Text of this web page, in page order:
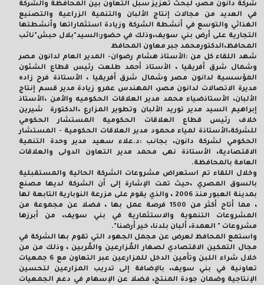
شركة دانون مصر، لبحث تعزيز سبل التعاون بين المحافظة والشركة
في العديد من مجالات إنتاج الألبان والتنمية الزراعية والتصنيع
الغذائي والتوسع في أنشطة الشركة وزيادة استثماراتها وأنشطتها
التجارية على أرض بني سويف،وذلك في حضور:السيد"بلال حبش"نائب
المحافظ،الدكتورمحمد جبر معاون المحافظ
شهد اللقاء كل من :الأستاذ هشام رضوان- المدير العام لدانون مصر
وشمال شرق أفريقيا ، الأستاذ أحمد طلعت رئيس قطاع الشئون
المؤسسية لدانون مصر وشمال شرق أفريقيا ، الأستاذة فرح زاده
مديرة الاتصالات لدانون مصر، المهندس عمرو زيادة مدير قسم إنتاج
الألبان، الأستاذضياء محمد مدير العلاقات الحكوميه والأمن ،الأستاذ
إبراهيم السيد مدير توريد الألبان وتطوير المزارع ،الدكتورة شيرين
خلاف رئيس قطاع العلاقات الحكومية المستشار الحكومي
للشركة،الأستاذة لمياء محمود مدير العلاقات الحكومية - المستشار
الحكومي لشركة دانون، بجانب :د.علاء سعيد مدير وحدة التنمية
الاقتصادية، الأستاذة نهى محمد مدير التعاون الدولى والعلاقات
العامة بالمحافظة.
وخلال اللقاء تم استعراض مشروعات الشركة الحالية والمستقبلية
بالسوق المصري ،حيث تمت الإشارة إلى أن الشركة لديها مصنع
بمدينة العبور منذ 2006 ، والذي يقوم على مزرعة النوبارية التابعة لها
، مما أتاح أكثر من 1500 فرصة عمل بها ، فضلا عن مجموعة من
المشروعات التنموية والاستثمارية في بني سويف، من أبرزها
مشروعات " العمدة، ألبان بلدنا، خير أرضنا".
واستمع المحافظ لعرض عن مجمل الجهود التي تقوم بها الشركة في
مجال التمكين الاقتصادي لصغار المُزارعين والمُربين ، وذلك من من
خلال شراء اللبن وتأمين الدخل للمزارعين عبر التعاون مع 6 جمعيات
تعاونية في بني سويف، بالإضافة إلى تدريب المزارعين لتحسين
الإنتاجية وضمان جودة المنتج، فضلا عن الإسهام في دعم الجمعيات